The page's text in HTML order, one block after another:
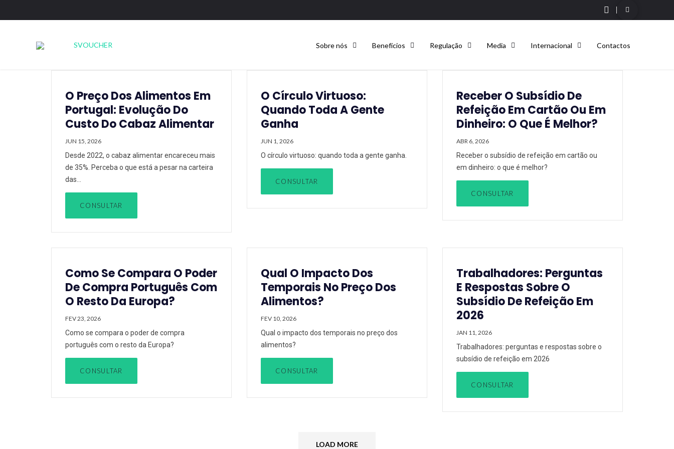
Sobre nós Benefícios Regulação Media Internacional Contactos
O Preço Dos Alimentos Em
Portugal: Evolução Do
Custo Do Cabaz Alimentar
JUN 15, 2026
Desde 2022, o cabaz alimentar encareceu mais
de 35%. Perceba o que está a pesar na carteira
das…
CONSULTAR
O Círculo Virtuoso:
Quando Toda A Gente
Ganha
JUN 1, 2026
O círculo virtuoso: quando toda a gente ganha.
CONSULTAR
Receber O Subsídio De
Refeição Em Cartão Ou Em
Dinheiro: O Que É Melhor?
ABR 6, 2026
Receber o subsídio de refeição em cartão ou
em dinheiro: o que é melhor?
CONSULTAR
Como Se Compara O Poder
De Compra Português Com
O Resto Da Europa?
FEV 23, 2026
Como se compara o poder de compra
português com o resto da Europa?
CONSULTAR
Qual O Impacto Dos
Temporais No Preço Dos
Alimentos?
FEV 10, 2026
Qual o impacto dos temporais no preço dos
alimentos?
CONSULTAR
Trabalhadores: Perguntas
E Respostas Sobre O
Subsídio De Refeição Em
2026
JAN 11, 2026
Trabalhadores: perguntas e respostas sobre o
subsídio de refeição em 2026
CONSULTAR
LOAD MORE